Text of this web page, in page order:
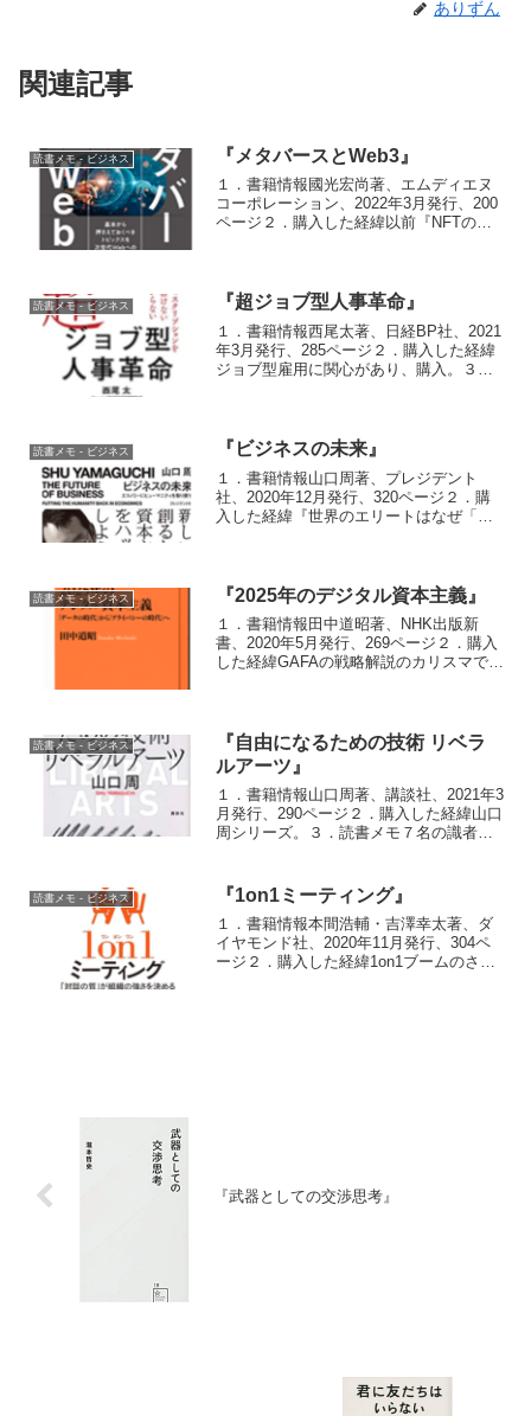
ありずん
関連記事
読書メモ - ビジネス 『メタバースとWeb3』
１．書籍情報國光宏尚著、エムディエヌ
コーポレーション、2022年3月発行、200
ページ２．購入した経緯以前『NFTの教
入。３．読書メ...
読書メモ - ビジネス 『超ジョブ型人事革命』
１．書籍情報西尾太著、日経BP社、2021
年3月発行、285ページ２．購入した経緯
ジョブ型雇用に関心があり、購入。３．
遍的なものとし...
読書メモ - ビジネス 『ビジネスの未来』
１．書籍情報山口周著、プレジデント
社、2020年12月発行、320ページ２．購
入した経緯『世界のエリートはなぜ「美
来ない話もあったが...
読書メモ - ビジネス 『2025年のデジタル資本主義』
１．書籍情報田中道昭著、NHK出版新
書、2020年5月発行、269ページ２．購入
した経緯GAFAの戦略解説のカリスマであ
八番の...
読書メモ - ビジネス
『自由になるための技術 リベラ
ルアーツ』
１．書籍情報山口周著、講談社、2021年3
月発行、290ページ２．購入した経緯山口
周シリーズ。３．読書メモ７名の識者と
対談。なお、出口治明さんとの対談は同
氏の大学の宣伝...
読書メモ - ビジネス 『1on1ミーティング』
１．書籍情報本間浩輔・吉澤幸太著、ダ
イヤモンド社、2020年11月発行、304ペ
ージ２．購入した経緯1on1ブームのさき
『武器としての交渉思考』